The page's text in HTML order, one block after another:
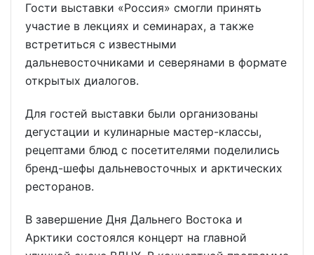
Гости выставки «Россия» смогли принять
участие в лекциях и семинарах, а также
встретиться с известными
дальневосточниками и северянами в формате
открытых диалогов.
Для гостей выставки были организованы
дегустации и кулинарные мастер-классы,
рецептами блюд с посетителями поделились
бренд-шефы дальневосточных и арктических
ресторанов.
В завершение Дня Дальнего Востока и
Арктики состоялся концерт на главной